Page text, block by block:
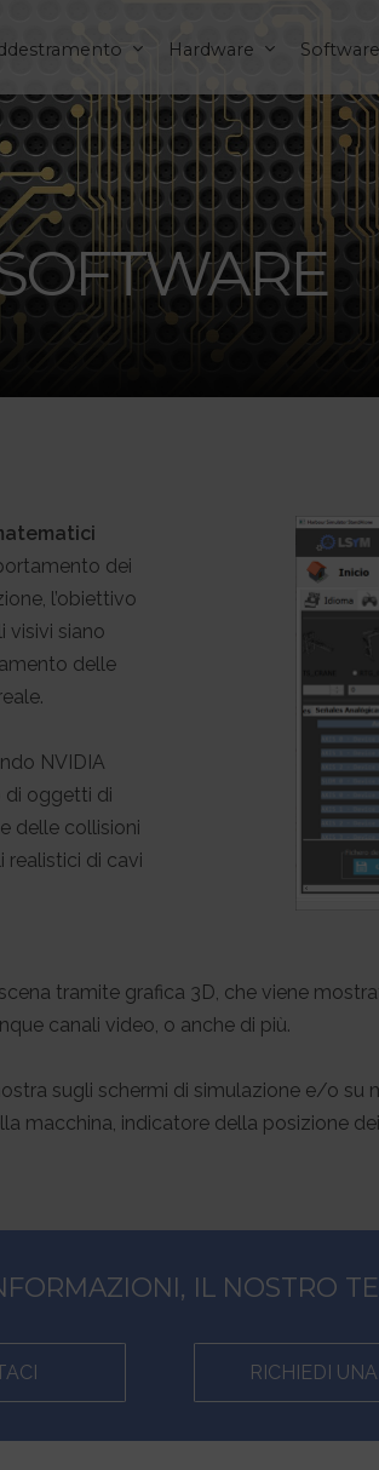
Hardware Software
dei
l’obiettivo
visivi siano
delle
NVIDIA
di oggetti di
delle collisioni
realistici di cavi
tramite grafica 3D, che viene
canali video, o anche di più.
sugli schermi di simulazione e/o
macchina, indicatore della posizione
IL NOSTRO
RICHIEDI